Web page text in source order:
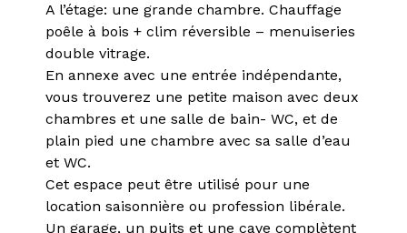
A l’étage: une grande chambre. Chauffage
poêle à bois + clim réversible – menuiseries
double vitrage.
En annexe avec une entrée indépendante,
vous trouverez une petite maison avec deux
chambres et une salle de bain- WC, et de
plain pied une chambre avec sa salle d’eau
et WC.
Cet espace peut être utilisé pour une
location saisonnière ou profession libérale.
Un garage, un puits et une cave complètent